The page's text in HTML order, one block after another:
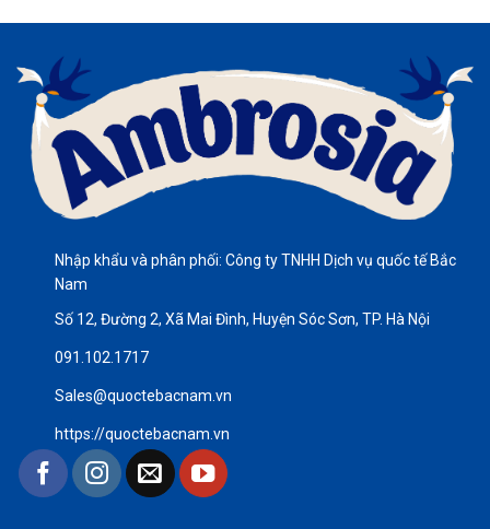
Nhập khẩu và phân phối: Công ty TNHH Dịch vụ quốc tế Bắc
Nam
Số 12, Đường 2, Xã Mai Đình, Huyện Sóc Sơn, TP. Hà Nội
091.102.1717
Sales@quoctebacnam.vn
https://quoctebacnam.vn